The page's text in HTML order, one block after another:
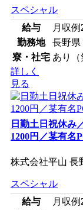
スペシャル
給与
月収例
勤務地
長野県
寮・社宅 あり（
詳しく
見る
日勤土日祝休み
1200円／某有名
株式会社平山
スペシャル
給与
月収例